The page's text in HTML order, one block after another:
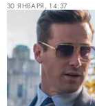
30 ЯНВАРЯ, 14:37